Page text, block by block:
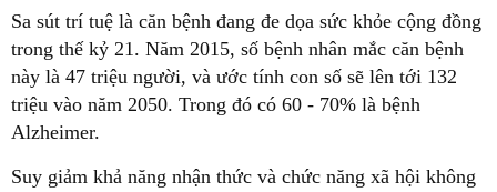
Sa sút trí tuệ là căn bệnh đang đe dọa sức khỏe cộng đồng
trong thế kỷ 21. Năm 2015, số bệnh nhân mắc căn bệnh
này là 47 triệu người, và ước tính con số sẽ lên tới 132
triệu vào năm 2050. Trong đó có 60 - 70% là bệnh
Alzheimer.
Suy giảm khả năng nhận thức và chức năng xã hội không